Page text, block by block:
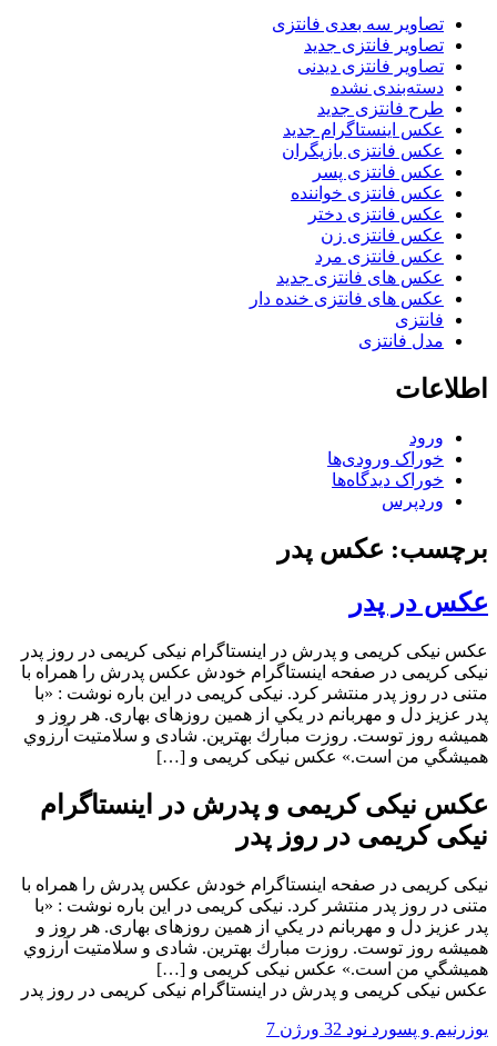
تصاویر سه بعدی فانتزی
تصاویر فانتزی جدید
تصاویر فانتزی دیدنی
دسته‌بندی نشده
طرح فانتزی جدید
عکس اینستاگرام جدید
عکس فانتزی بازیگران
عکس فانتزی پسر
عکس فانتزی خواننده
عکس فانتزی دختر
عکس فانتزی زن
عکس فانتزی مرد
عکس های فانتزی جدید
عکس های فانتزی خنده دار
فانتزی
مدل فانتزی
اطلاعات
ورود
خوراک ورودی‌ها
خوراک دیدگاه‌ها
وردپرس
برچسب: عکس پدر
عکس در پدر
عکس نیکی کریمی و پدرش در اینستاگرام نیکی کریمی در روز پدر
نیکی کریمی در صفحه اینستاگرام خودش عکس پدرش را همراه با
متنی در روز پدر منتشر کرد. نیکی کریمی در این باره نوشت : «با
پدر عزيز دل و مهربانم در يكي از همين روزهای بهاری. هر روز و
هميشه روز توست. روزت مبارك بهترين. شادی و سلامتيت آرزوي
هميشگي من است.» عکس نیکی کریمی و […]
عکس نیکی کریمی و پدرش در اینستاگرام
نیکی کریمی در روز پدر
نیکی کریمی در صفحه اینستاگرام خودش عکس پدرش را همراه با
متنی در روز پدر منتشر کرد. نیکی کریمی در این باره نوشت : «با
پدر عزيز دل و مهربانم در يكي از همين روزهای بهاری. هر روز و
هميشه روز توست. روزت مبارك بهترين. شادی و سلامتيت آرزوي
هميشگي من است.» عکس نیکی کریمی و […]
عکس نیکی کریمی و پدرش در اینستاگرام نیکی کریمی در روز پدر
یوزرنیم و پسورد نود 32 ورژن 7